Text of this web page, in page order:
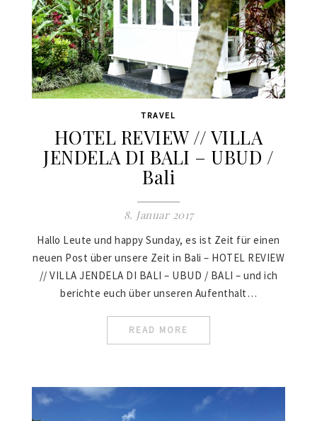
TRAVEL
HOTEL REVIEW // VILLA
JENDELA DI BALI – UBUD /
Bali
8. Januar 2017
Hallo Leute und happy Sunday, es ist Zeit für einen
neuen Post über unsere Zeit in Bali – HOTEL REVIEW
// VILLA JENDELA DI BALI – UBUD / BALI – und ich
berichte euch über unseren Aufenthalt…
READ MORE